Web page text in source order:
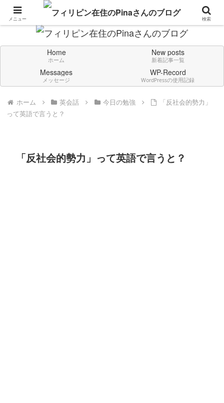
Don't think deeply. Feel always in English.
Home
ホーム
New posts
新着記事一覧
Messages
メッセージ
WP-Record
WordPressの使用記録
ホーム 英会話 今日の勉強
「反社会的勢力」
って英語で言うと？
「反社会的勢力」って英語で言うと？
メニュー 検索